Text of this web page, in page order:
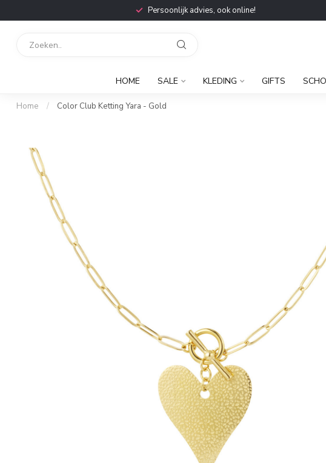
Persoonlijk advies, ook online!
HOME SALE KLEDING GIFTS
Home / Color Club Ketting Yara - Gold